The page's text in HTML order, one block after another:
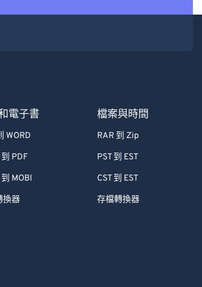
電子書
WORD
PDF
MOBI
換器
檔案與時間
RAR 到 Zip
PST 到 EST
CST 到 EST
存檔轉換器